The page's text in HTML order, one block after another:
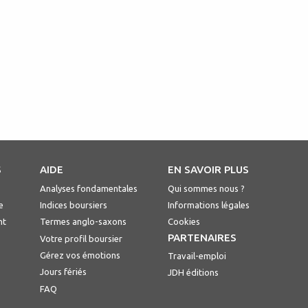
AIDE
Analyses fondamentales
Indices boursiers
Termes anglo-saxons
Votre profil boursier
Gérez vos émotions
Jours fériés
FAQ
EN SAVOIR PLUS
Qui sommes nous ?
Informations légales
Cookies
PARTENAIRES
Travail-emploi
JDH éditions